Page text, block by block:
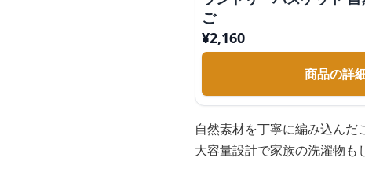
ご
¥2,160
商品の詳
自然素材を丁寧に編み込んだ
大容量設計で家族の洗濯物も